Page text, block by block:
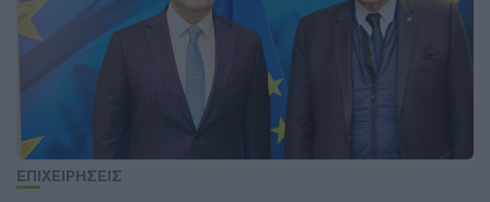
ΕΠΙΧΕΙΡΗΣΕΙΣ